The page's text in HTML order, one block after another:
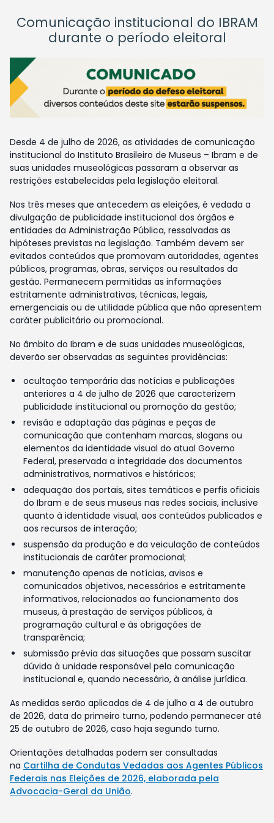
Comunicação institucional do IBRAM
durante o período eleitoral
Desde 4 de julho de 2026, as atividades de comunicação
institucional do Instituto Brasileiro de Museus – Ibram e de
suas unidades museológicas passaram a observar as
restrições estabelecidas pela legislação eleitoral.
Nos três meses que antecedem as eleições, é vedada a
divulgação de publicidade institucional dos órgãos e
entidades da Administração Pública, ressalvadas as
hipóteses previstas na legislação. Também devem ser
evitados conteúdos que promovam autoridades, agentes
públicos, programas, obras, serviços ou resultados da
gestão. Permanecem permitidas as informações
estritamente administrativas, técnicas, legais,
emergenciais ou de utilidade pública que não apresentem
caráter publicitário ou promocional.
No âmbito do Ibram e de suas unidades museológicas,
deverão ser observadas as seguintes providências:
ocultação temporária das notícias e publicações
anteriores a 4 de julho de 2026 que caracterizem
publicidade institucional ou promoção da gestão;
revisão e adaptação das páginas e peças de
comunicação que contenham marcas, slogans ou
elementos da identidade visual do atual Governo
Federal, preservada a integridade dos documentos
administrativos, normativos e históricos;
adequação dos portais, sites temáticos e perfis oficiais
do Ibram e de seus museus nas redes sociais, inclusive
quanto à identidade visual, aos conteúdos publicados e
aos recursos de interação;
suspensão da produção e da veiculação de conteúdos
institucionais de caráter promocional;
manutenção apenas de notícias, avisos e
comunicados objetivos, necessários e estritamente
informativos, relacionados ao funcionamento dos
museus, à prestação de serviços públicos, à
programação cultural e às obrigações de
transparência;
submissão prévia das situações que possam suscitar
dúvida à unidade responsável pela comunicação
institucional e, quando necessário, à análise jurídica.
As medidas serão aplicadas de 4 de julho a 4 de outubro
de 2026, data do primeiro turno, podendo permanecer até
25 de outubro de 2026, caso haja segundo turno.
Orientações detalhadas podem ser consultadas
na Cartilha de Condutas Vedadas aos Agentes Públicos
Federais nas Eleições de 2026, elaborada pela
Advocacia-Geral da União.